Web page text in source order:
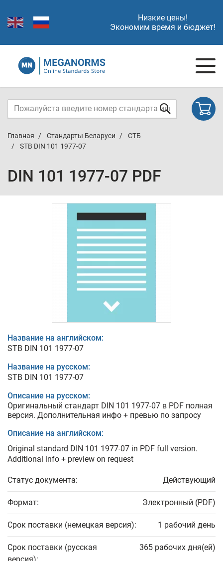
Низкие цены!
Экономим время и бюджет!
Главная Стандарты Беларуси
СТБ
STB DIN 101 1977-07
DIN 101 1977-07 PDF
Название на английском:
STB DIN 101 1977-07
Название на русском:
STB DIN 101 1977-07
Описание на русском:
Оригинальный стандарт DIN 101 1977-07 в PDF полная
версия. Дополнительная инфо + превью по запросу
Описание на английском:
Original standard DIN 101 1977-07 in PDF full version.
Additional info + preview on request
Статус документа: Действующий
Формат: Электронный (PDF)
Срок поставки (немецкая версия): 1 рабочий день
Срок поставки (русская
365 рабочих дня(ей)